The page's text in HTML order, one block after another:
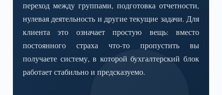
переход между группами, подготовка отчетности,
нулевая деятельность и другие текущие задачи. Для
клиента это означает простую вещь: вместо
постоянного страха что-то пропустить вы
получаете систему, в которой бухгалтерский блок
работает стабильно и предсказуемо.